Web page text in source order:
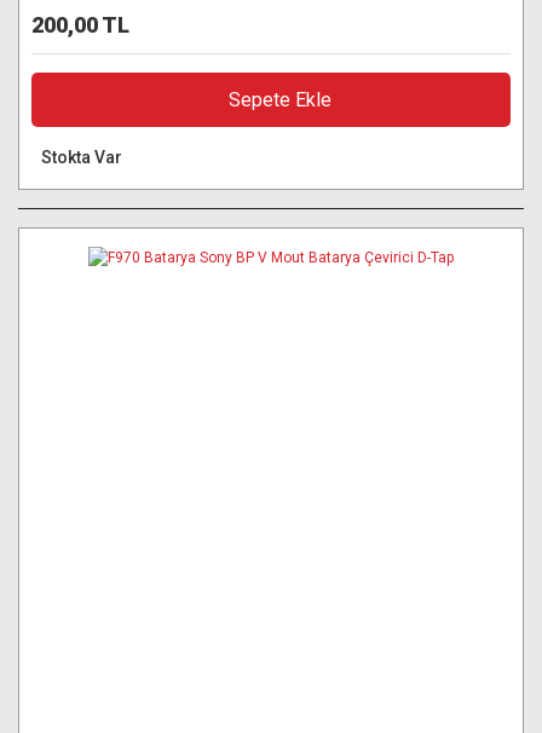
200,00 TL
Sepete Ekle
Stokta Var